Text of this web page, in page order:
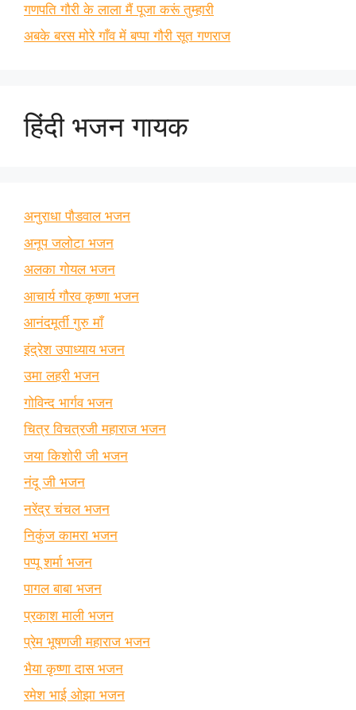
गणपति गौरी के लाला मैं पूजा करूं तुम्हारी
अबके बरस मोरे गाँव में बप्पा गौरी सूत गणराज
हिंदी भजन गायक
अनुराधा पौडवाल भजन
अनूप जलोटा भजन
अलका गोयल भजन
आचार्य गौरव कृष्णा भजन
आनंदमूर्ती गुरु माँ
इंद्रेश उपाध्याय भजन
उमा लहरी भजन
गोविन्द भार्गव भजन
चित्र विचत्रजी महाराज भजन
जया किशोरी जी भजन
नंदू जी भजन
नरेंद्र चंचल भजन
निकुंज कामरा भजन
पप्पू शर्मा भजन
पागल बाबा भजन
प्रकाश माली भजन
प्रेम भूषणजी महाराज भजन
भैया कृष्णा दास भजन
रमेश भाई ओझा भजन